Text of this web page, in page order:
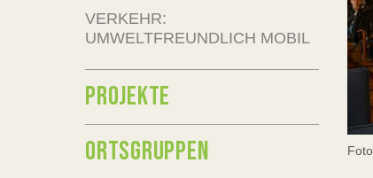
VERKEHR:
UMWELTFREUNDLICH MOBIL
PROJEKTE
ORTSGRUPPEN